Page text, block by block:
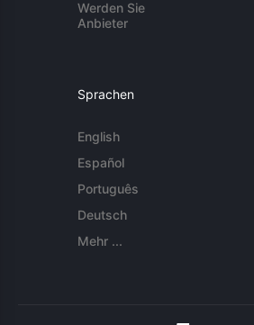
Werden Sie
Anbieter
Sprachen
English
Español
Português
Deutsch
Mehr ...